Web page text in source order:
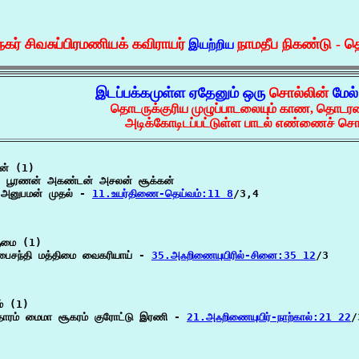
சிவசுப்பிரமணியக் கவிராயர் இயற்றிய நாமதீப நிகண்டு -
இடப்பக்கமுள்ள ஏதேனும் ஒரு சொல்லின்
தொடருக்குரிய முழுப்பாடலையும் காண,
அடிக்கோடிடப்பட்டுள்ள பாடல் எண்ணைச்
(1)
பூரணன் அகண்டன் அசலன் சூக்கன்
முதல் -
11.உயர்திணை-தெய்வம்:11 8/3,4
(1)
மத்திமை வைகரியாய் - 35.அஃறிணையுயிரில்-சினை:35 12/3
(1)
மைமா சூகரம் குரோட்டு இரணி - 21.அஃறிணையுயிர்-நாற்கால்:21 22/